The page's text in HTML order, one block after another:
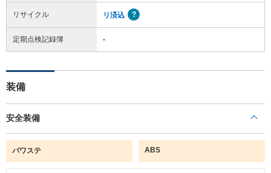
リサイクル リ済込
定期点検記録簿 -
装備
安全装備
パワステ ABS